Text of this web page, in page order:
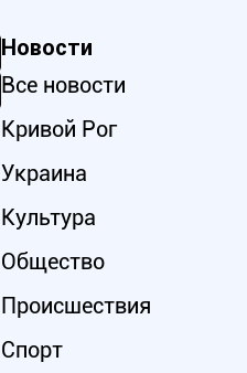
Новости
Все новости
Кривой Рог
Украина
Культура
Общество
Происшествия
Спорт